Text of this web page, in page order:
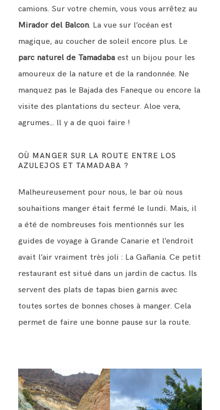
camions. Sur votre chemin, vous vous arrêtez au
Mirador del Balcon. La vue sur l’océan est
magique, au coucher de soleil encore plus. Le
parc naturel de Tamadaba est un bijou pour les
amoureux de la nature et de la randonnée. Ne
manquez pas le Bajada des Faneque ou encore la
visite des plantations du secteur. Aloe vera,
agrumes… ll y a de quoi faire !
OÙ MANGER SUR LA ROUTE ENTRE LOS
AZULEJOS ET TAMADABA ?
Malheureusement pour nous, le bar où nous
souhaitions manger était fermé le lundi. Mais, il
a été de nombreuses fois mentionnés sur les
guides de voyage à Grande Canarie et l’endroit
avait l’air vraiment très joli : La Gañanía. Ce petit
restaurant est situé dans un jardin de cactus. Ils
servent des plats de tapas bien garnis avec
toutes sortes de bonnes choses à manger. Cela
permet de faire une bonne pause sur la route.